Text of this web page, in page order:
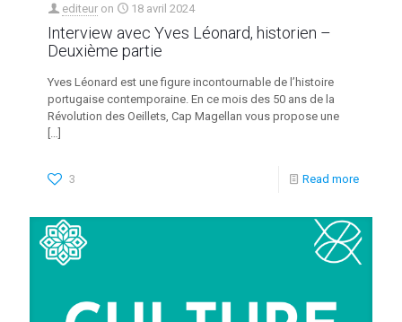
editeur on 18 avril 2024
Interview avec Yves Léonard, historien –
Deuxième partie
Yves Léonard est une figure incontournable de l’histoire
portugaise contemporaine. En ce mois des 50 ans de la
Révolution des Oeillets, Cap Magellan vous propose une
[…]
3 Read more